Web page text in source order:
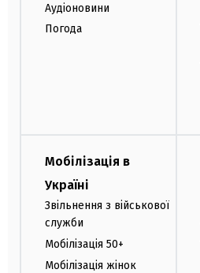
Аудіоновини
Погода
Мобілізація в
Україні
Звільнення з військової
служби
Мобілізація 50+
Мобілізація жінок